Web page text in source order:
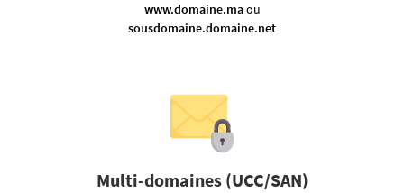
www.domaine.maou
sousdomaine.domaine.net
Multi-domaines (UCC/SAN)